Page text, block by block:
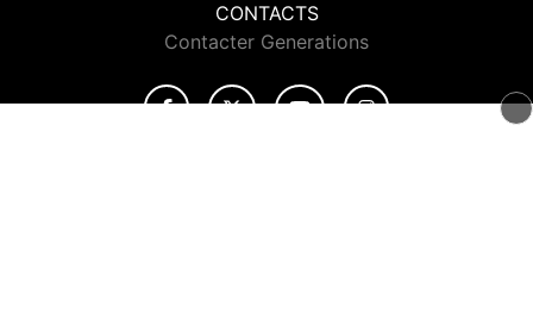
CONTACTS
Contacter Generations